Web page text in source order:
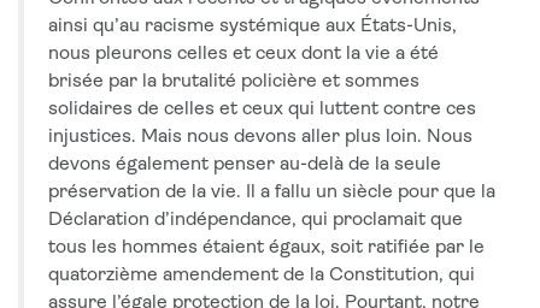
ainsi qu’au racisme systémique aux États-Unis,
nous pleurons celles et ceux dont la vie a été
brisée par la brutalité policière et sommes
solidaires de celles et ceux qui luttent contre ces
injustices. Mais nous devons aller plus loin. Nous
devons également penser au-delà de la seule
préservation de la vie. Il a fallu un siècle pour que la
Déclaration d’indépendance, qui proclamait que
tous les hommes étaient égaux, soit ratifiée par le
quatorzième amendement de la Constitution, qui
assure l’égale protection de la loi. Pourtant, notre